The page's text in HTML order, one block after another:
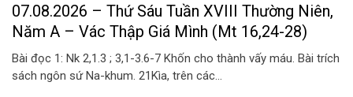
07.08.2026 – Thứ Sáu Tuần XVIII Thường Niên,
Năm A – Vác Thập Giá Mình (Mt 16,24-28)
Bài đọc 1: Nk 2,1.3 ; 3,1-3.6-7 Khốn cho thành vấy máu. Bài trích
sách ngôn sứ Na-khum. 21Kìa, trên các...